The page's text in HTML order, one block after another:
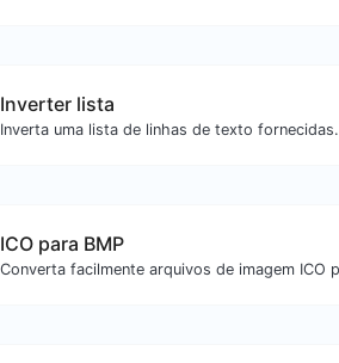
Inverter lista
Inverta uma lista de linhas de texto fornecidas.
ICO para BMP